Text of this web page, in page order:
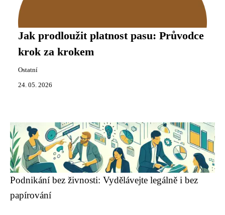
Jak prodloužit platnost pasu: Průvodce
krok za krokem
Ostatní
24. 05. 2026
Podnikání bez živnosti: Vydělávejte legálně i bez
papírování